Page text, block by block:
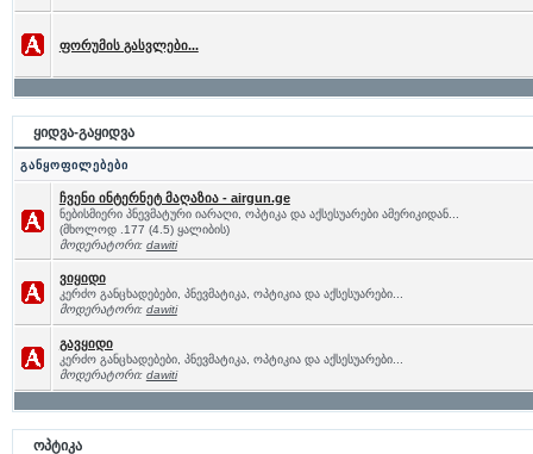
ფორუმის გასვლები...
ყიდვა-გაყიდვა
განყოფილებები
ჩვენი ინტერნეტ მაღაზია - airgun.ge
ნებისმიერი პნევმატური იარაღი, ოპტიკა და აქსესუარები ამერიკიდან...
(მხოლოდ .177 (4.5) ყალიბის)
მოდერატორი: dawiti
ვიყიდი
კერძო განცხადებები, პნევმატიკა, ოპტიკია და აქსესუარები...
მოდერატორი: dawiti
გავყიდი
კერძო განცხადებები, პნევმატიკა, ოპტიკია და აქსესუარები...
მოდერატორი: dawiti
ოპტიკა